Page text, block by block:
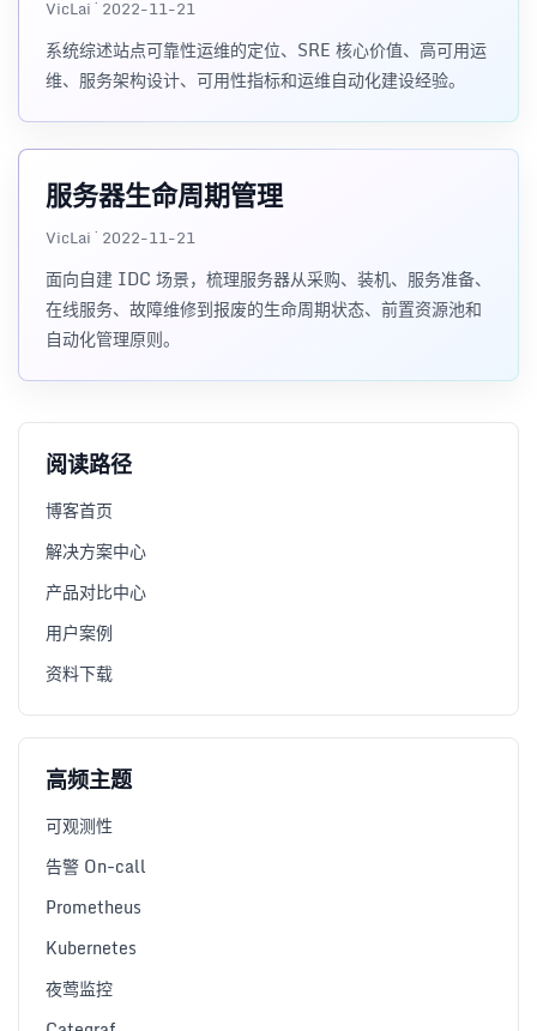
VicLai · 2022-11-21
系统综述站点可靠性运维的定位、SRE 核心价值、高可用运
维、服务架构设计、可用性指标和运维自动化建设经验。
服务器生命周期管理
VicLai · 2022-11-21
面向自建 IDC 场景，梳理服务器从采购、装机、服务准备、
在线服务、故障维修到报废的生命周期状态、前置资源池和
自动化管理原则。
阅读路径
博客首页
解决方案中心
产品对比中心
用户案例
资料下载
高频主题
可观测性
告警 On-call
Prometheus
Kubernetes
夜莺监控